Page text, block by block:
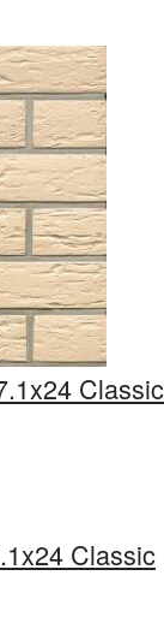
Classic
Classic